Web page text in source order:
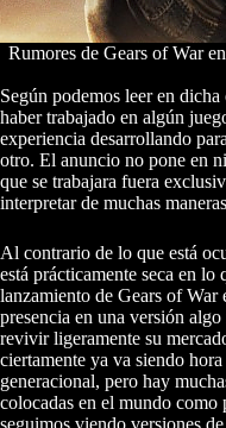
Rumores de Gears of War
Según podemos leer en
haber trabajado en algún
experiencia desarrollando
otro. El anuncio no pone en
que se trabajara fuera
interpretar de muchas
Al contrario de lo que está
está prácticamente seca en lo
lanzamiento de Gears of
presencia en una versión algo
revivir ligeramente su
ciertamente ya va siendo
generacional, pero hay
colocadas en el mundo
seguimos viendo versiones